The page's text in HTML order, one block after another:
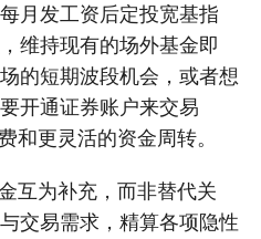
月发工资后定投宽基指
维持现有的场外基金即
的短期波段机会，或者想
开通证券账户来交易
和更灵活的资金周转。
互为补充，而非替代关
交易需求，精算各项隐性